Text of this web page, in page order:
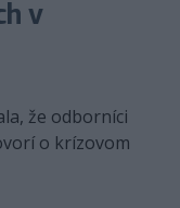
v
že odborníci
o krízovom